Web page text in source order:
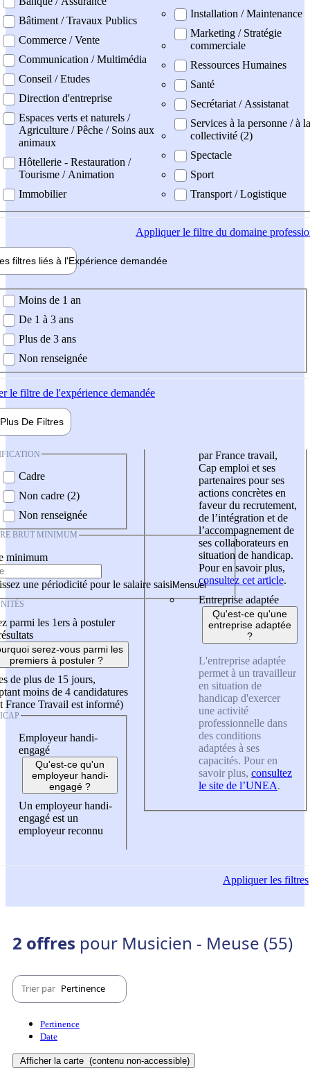
Bâtiment / Travaux Publics
Commerce / Vente
Communication / Multimédia
Conseil / Etudes
Direction d'entreprise
Espaces verts et naturels /
Agriculture / Pêche / Soins aux
animaux
Hôtellerie - Restauration /
Tourisme / Animation
Immobilier
Installation / Maintenance
Marketing / Stratégie
commerciale
Ressources Humaines
Santé
Secrétariat / Assistanat
Services à la personne / à la
collectivité (2)
Spectacle
Sport
Transport / Logistique
Appliquerle filtre du domaine
filtres liés à l'Expérience demandée
demandée
Moins de 1 an
De 1 à 3 ans
Plus de 3 ans
Non renseignée
le filtre de l'expérience demandée
Plus De Filtres
Cadre
Non cadre (2)
Non renseignée
BRUT MINIMUM
minimum
une périodicité pour le salaire saisi
parmi les 1ers à postuler
serez-vous parmi les
premiers à postuler ?
de plus de 15 jours,
moins de 4 candidatures
France Travail est informé)
Employeur handi-
engagé
Qu'est-ce qu'un
employeur handi-
engagé ?
Un employeur handi-
engagé est un
employeur reconnu
par France travail,
Cap emploi et ses
partenaires pour ses
actions concrètes en
faveur du recrutement,
de l’intégration et de
l’accompagnement de
ses collaborateurs en
situation de handicap.
Pour en savoir plus,
consultez cet article.
Entreprise adaptée
Qu'est-ce qu'une
entreprise adaptée
?
L'entreprise adaptée
permet à un travailleur
en situation de
handicap d'exercer
une activité
professionnelle dans
des conditions
adaptées à ses
capacités. Pour en
savoir plus, consultez
le site de l’UNEA.
Appliquerles filtres
2 offres pour Musicien - Meuse (55)
Trier par Pertinence
Pertinence
Date
Afficher la carte (contenu non-accessible)